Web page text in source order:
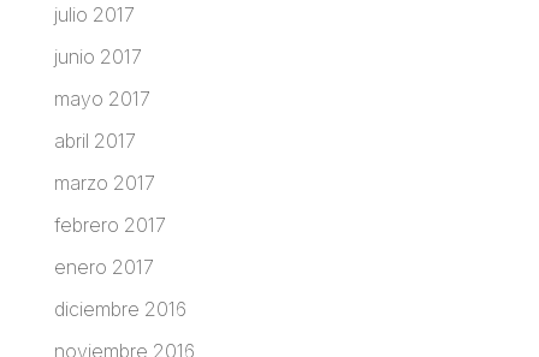
julio 2017
junio 2017
mayo 2017
abril 2017
marzo 2017
febrero 2017
enero 2017
diciembre 2016
noviembre 2016